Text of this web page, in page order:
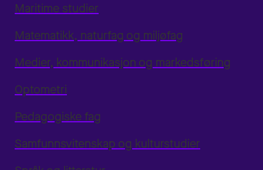
Maritime studier
Matematikk, naturfag og miljøfag
Medier, kommunikasjon og markedsføring
Optometri
Pedagogiske fag
Samfunnsvitenskap og kulturstudier